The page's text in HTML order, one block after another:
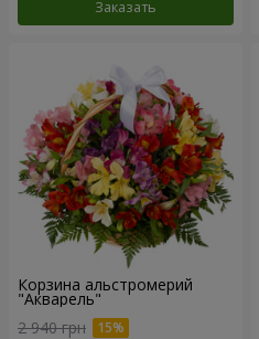
Заказать
Корзина альстромерий
"Акварель"
2 940 грн